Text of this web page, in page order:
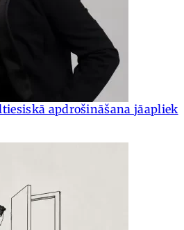
apdrošināšana jāapliek